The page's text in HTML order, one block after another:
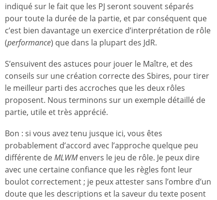
indiqué sur le fait que les PJ seront souvent séparés
pour toute la durée de la partie, et par conséquent que
c’est bien davantage un exercice d’interprétation de rôle
(performance) que dans la plupart des JdR.
S’ensuivent des astuces pour jouer le Maître, et des
conseils sur une création correcte des Sbires, pour tirer
le meilleur parti des accroches que les deux rôles
proposent. Nous terminons sur un exemple détaillé de
partie, utile et très apprécié.
Bon : si vous avez tenu jusque ici, vous êtes
probablement d’accord avec l’approche quelque peu
différente deMLWMenvers le jeu de rôle. Je peux dire
avec une certaine confiance que les règles font leur
boulot correctement ; je peux attester sans l’ombre d’un
doute que les descriptions et la saveur du texte posent